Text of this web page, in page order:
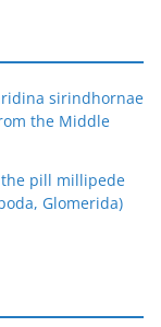
sirindhornae
the Middle
the pill millipede
Glomerida)